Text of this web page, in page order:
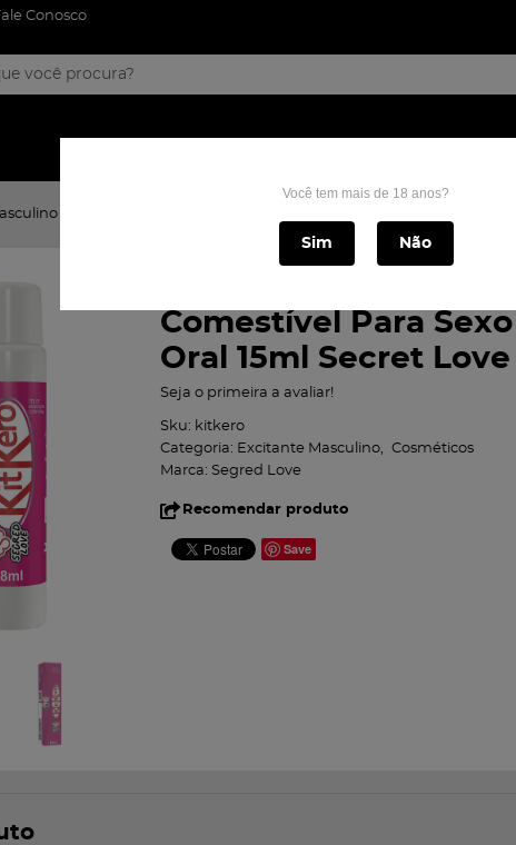
Conosco
Comestível Para Sexo
Oral 15ml Secret Love
Seja o primeira a avaliar!
Sku: kitkero
Categoria: Excitante Masculino
Cosméticos
Marca: Segred Love
Recomendar produto
Save
Você tem mais de 18 anos?
Sim Não